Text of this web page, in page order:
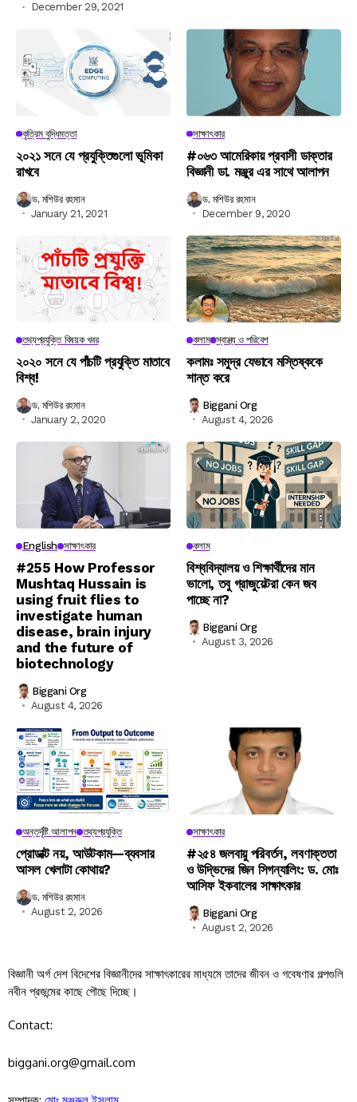
December 29, 2021
কৃত্রিম বুদ্ধিমত্তা
২০২১ সনে যে প্রযুক্তিগুলো ভূমিকা
রাখবে
ড. মশিউর রহমান
January 21, 2021
সাক্ষাৎকার
#০৬৩ আমেরিকায় প্রবাসী ডাক্তার
বিজ্ঞানী ডা. মঞ্জুর এর সাথে আলাপন
ড. মশিউর রহমান
December 9, 2020
তথ্যপ্রযুক্তি বিষয়ক খবর
২০২০ সনে যে পাঁচটি প্রযুক্তি মাতাবে
বিশ্ব!
ড. মশিউর রহমান
January 2, 2020
কলাম স্বাস্থ্য ও পরিবেশ
কলামঃ সমুদ্র যেভাবে মস্তিষ্ককে
শান্ত করে
Biggani Org
August 4, 2026
English সাক্ষাৎকার
#255 How Professor
Mushtaq Hussain is
using fruit flies to
investigate human
disease, brain injury
and the future of
biotechnology
Biggani Org
August 4, 2026
কলাম
বিশ্ববিদ্যালয় ও শিক্ষার্থীদের মান
ভালো, তবু গ্রাজুয়েটরা কেন জব
পাচ্ছে না?
Biggani Org
August 3, 2026
অন্তর্দৃষ্টি আলাপন তথ্যপ্রযুক্তি
প্রোডাক্ট নয়, আউটকাম—ব্যবসার
আসল খেলাটা কোথায়?
ড. মশিউর রহমান
August 2, 2026
সাক্ষাৎকার
#২৫৪ জলবায়ু পরিবর্তন, লবণাক্ততা
ও উদ্ভিদের জিন সিগন্যালিং: ড. মোঃ
আসিফ ইকবালের সাক্ষাৎকার
Biggani Org
August 2, 2026
বিজ্ঞানী অর্গ দেশ বিদেশের বিজ্ঞানীদের সাক্ষাৎকারের মাধ্যমে তাদের জীবন ও গবেষণার গল্পগুলি
নবীন প্রজন্মের কাছে পৌছে দিচ্ছে।
Contact:
biggani.org@gmail.com